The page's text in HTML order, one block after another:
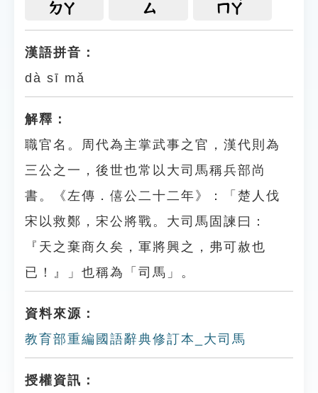
ㄉㄚ ㄙ ㄇㄚ
漢語拼音：
dà sī mǎ
解釋：
職官名。周代為主掌武事之官，漢代則為
三公之一，後世也常以大司馬稱兵部尚
書。《左傳．僖公二十二年》：「楚人伐
宋以救鄭，宋公將戰。大司馬固諫曰：
『天之棄商久矣，軍將興之，弗可赦也
已！』」也稱為「司馬」。
資料來源：
教育部重編國語辭典修訂本_大司馬
授權資訊：